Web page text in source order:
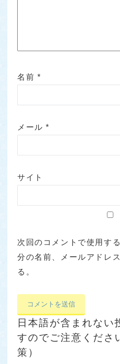
名前 *
メール*
サイト
次回のコメントで使用す
分の名前、メールアドレ
る。
日本語が含まれない
すのでご注意くださ
策）